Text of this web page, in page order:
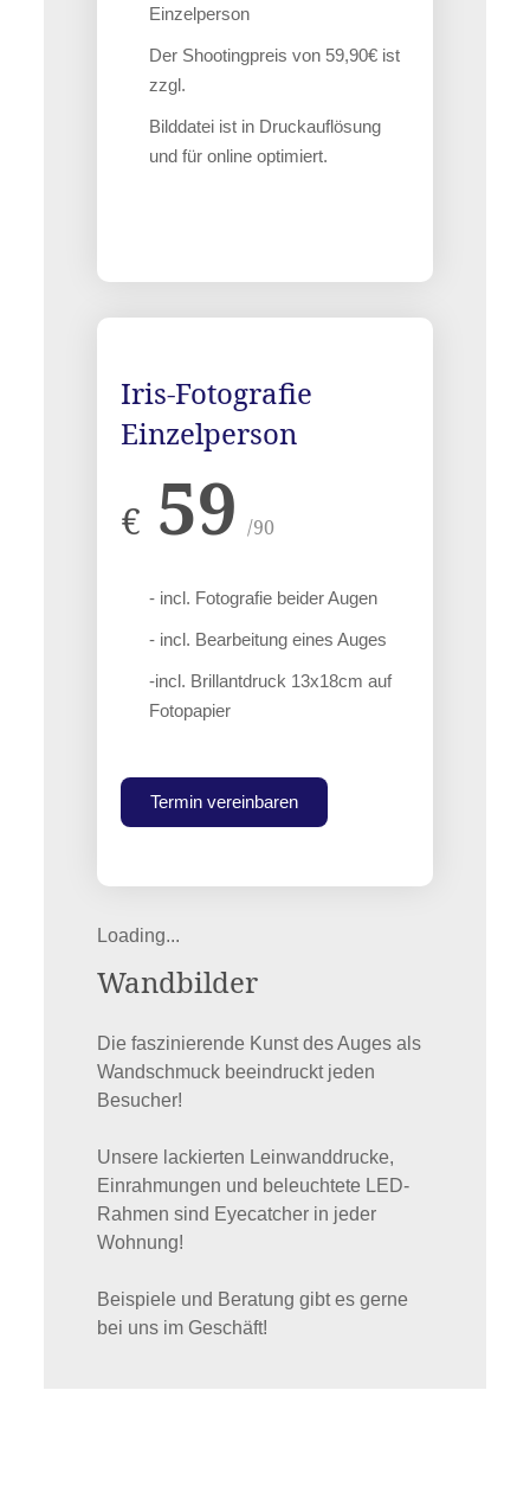
Loading...
Wandbilder
Die faszinierende Kunst des Auges als
Wandschmuck beeindruckt jeden
Besucher!
Unsere lackierten Leinwanddrucke,
Einrahmungen und beleuchtete LED-
Rahmen sind Eyecatcher in jeder
Wohnung!
Beispiele und Beratung gibt es gerne
bei uns im Geschäft!
Iris-Fotografie
Einzelperson
€ 59 /90
- incl. Fotografie beider Augen
- incl. Bearbeitung eines Auges
-incl. Brillantdruck 13x18cm auf
Fotopapier
Termin vereinbaren
Einzelperson
Der Shootingpreis von 59,90€ ist
zzgl.
Bilddatei ist in Druckauflösung
und für online optimiert.